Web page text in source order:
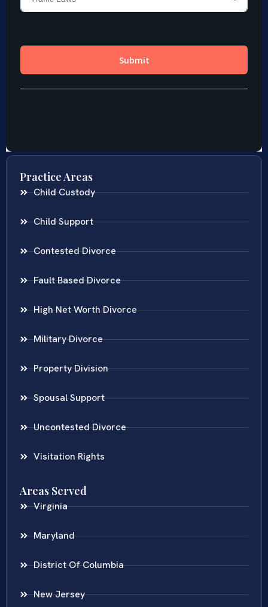
Practice Areas
Child Custody
Child Support
Contested Divorce
Fault Based Divorce
High Net Worth Divorce
Military Divorce
Property Division
Spousal Support
Uncontested Divorce
Visitation Rights
Areas Served
Virginia
Maryland
District Of Columbia
New Jersey